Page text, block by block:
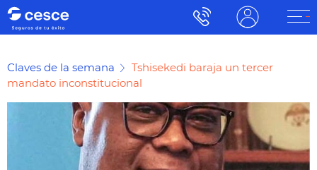
Claves de la semana
Tshisekedi baraja un tercer
mandato inconstitucional